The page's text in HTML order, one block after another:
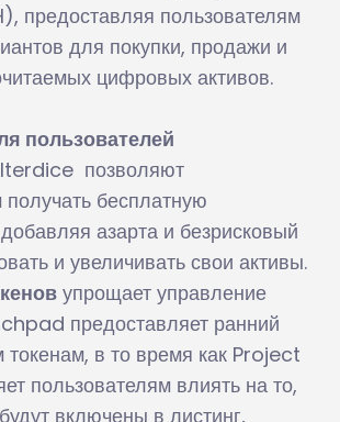
предоставляя пользователям
для покупки, продажи и
цифровых активов.
пользователей
позволяют
бесплатную
азарта и безрисковый
и увеличивать свои активы.
упрощает управление
предоставляет ранний
токенам, в то время как Project
пользователям влиять на то,
включены в листинг,